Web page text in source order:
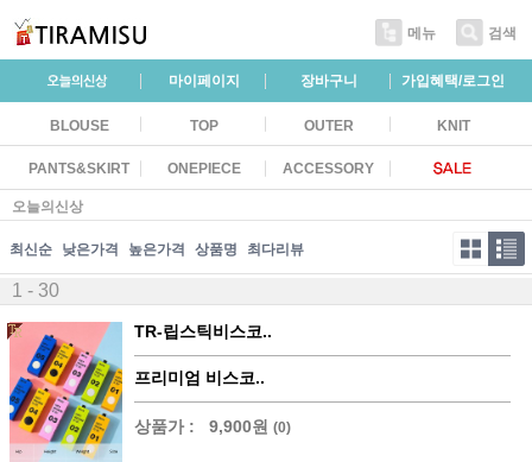
메뉴 검색
마이페이지 장바구니 가입혜택/로그인
BLOUSE TOP OUTER KNIT
PANTS&SKIRT ONEPIECE ACCESSORY
오늘의신상
최신순 낮은가격 높은가격 상품명 최다리뷰
1 - 30
TR-립스틱비스코..
프리미엄 비스코..
상품가 : 9,900원 (0)